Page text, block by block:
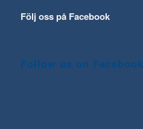
Följ oss på Facebook
Follow us on Facebook